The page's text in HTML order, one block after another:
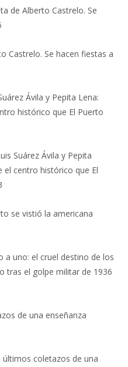
de Alberto Castrelo. Se
Castrelo. Se hacen fiestas a
Ávila y Pepita Lena:
histórico que El Puerto
Suárez Ávila y Pepita
el centro histórico que El
se vistió la americana
a uno: el cruel destino de los
tras el golpe militar de 1936
de una enseñanza
últimos coletazos de una